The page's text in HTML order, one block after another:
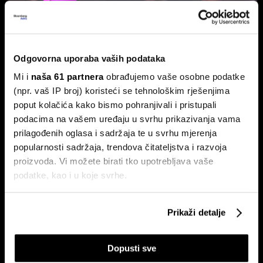
Odgovorna uporaba vaših podataka
Mi i naša 61 partneraobrađujemo vaše osobne podatke
(npr. vaš IP broj) koristeći se tehnološkim rješenjima
poput kolačića kako bismo pohranjivali i pristupali
podacima na vašem uređaju u svrhu prikazivanja vama
prilagođenih oglasa i sadržaja te u svrhu mjerenja
popularnosti sadržaja, trendova čitateljstva i razvoja
proizvoda. Vi možete birati tko upotrebljava vaše
podatke, kao i u koje svrhe.
Prikupljati podatke o vašoj geografskoj lokaciji,
koji mogu biti precizni do radijusa od nekoliko metara
Prepoznati vaš uređaj tako što ćemo aktivno
Prikaži detalje
Dopusti sve
Slovenije ne izlaze iz fokusa
Na Zagrebačkoj burzi smirivanje prometa u odnosu na
protekli mjesec.
Zarada Crobex10 skočila,
Končar zablistao u izvještajima,